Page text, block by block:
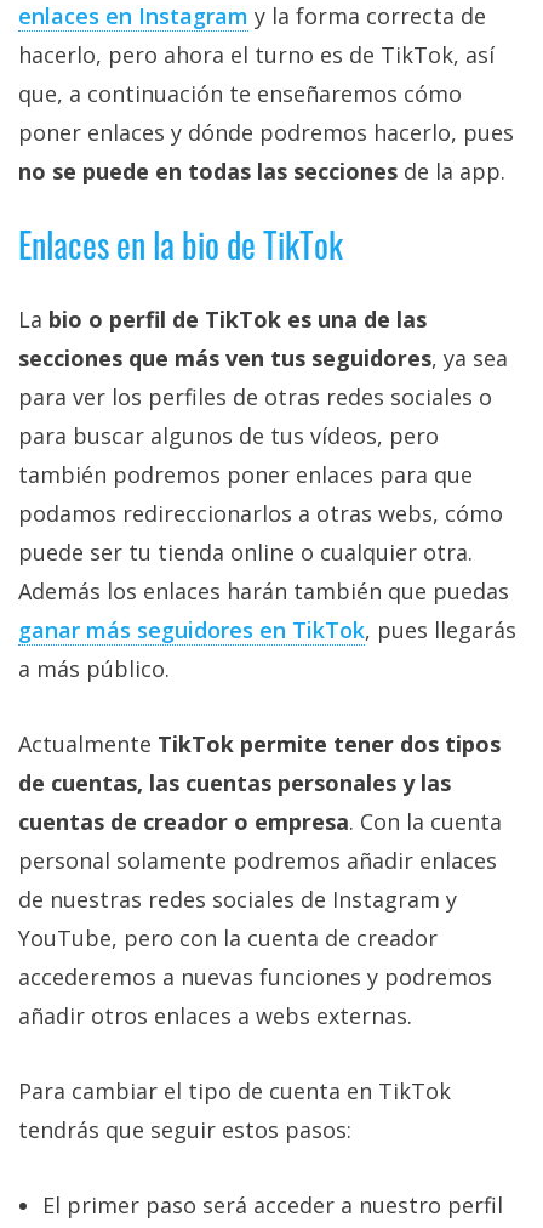
Cambiar
opciones
de
privacidad
/
Aviso
digital donde
encontrarás
todas las
noticias sobre
móviles,
ordenadores,
apps,
informática,
videojuegos,
comparativas,
trucos y
tutoriales.
El Grupo
Informático
derechos
enlaces en Instagram y la forma correcta de
hacerlo, pero ahora el turno es de TikTok, así
que, a continuación te enseñaremos cómo
poner enlaces y dónde podremos hacerlo, pues
no se puede en todas las secciones de la app.
Enlaces en la bio de TikTok
La bio o perfil de TikTok es una de las
secciones que más ven tus seguidores, ya sea
para ver los perfiles de otras redes sociales o
para buscar algunos de tus vídeos, pero
también podremos poner enlaces para que
podamos redireccionarlos a otras webs, cómo
puede ser tu tienda online o cualquier otra.
Además los enlaces harán también que puedas
ganar más seguidores en TikTok, pues llegarás
a más público.
Actualmente TikTok permite tener dos tipos
de cuentas, las cuentas personales y las
cuentas de creador o empresa. Con la cuenta
personal solamente podremos añadir enlaces
de nuestras redes sociales de Instagram y
YouTube, pero con la cuenta de creador
accederemos a nuevas funciones y podremos
añadir otros enlaces a webs externas.
Para cambiar el tipo de cuenta en TikTok
tendrás que seguir estos pasos:
El primer paso será acceder a nuestro perfil